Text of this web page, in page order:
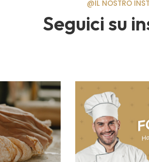
@IL NOSTRO
Seguici su